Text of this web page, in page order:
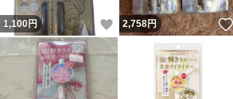
1,100円 いいね！
2,758円